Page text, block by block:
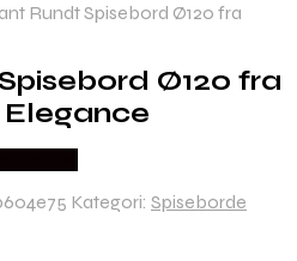
Rundt Spisebord Ø120 fra
Ø120 fra
Elegance
Kategori: Spiseborde